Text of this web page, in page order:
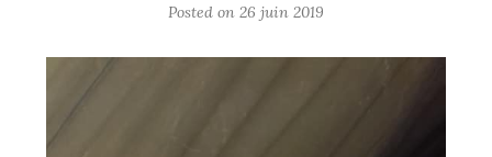
Posted on 26 juin 2019